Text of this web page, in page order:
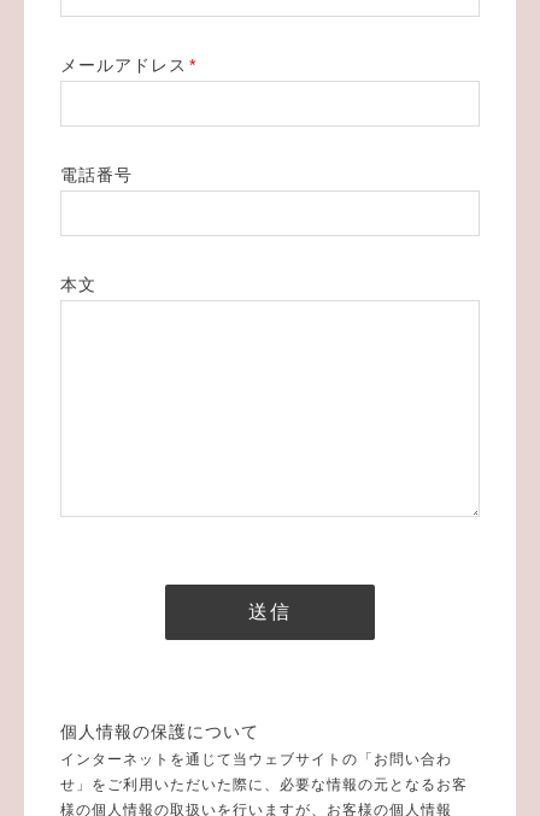
メールアドレス *
電話番号
本文
個人情報の保護について
インターネットを通じて当ウェブサイトの「お問い合わ
せ」をご利用いただいた際に、必要な情報の元となるお客
様の個人情報の取扱いを行いますが、お客様の個人情報